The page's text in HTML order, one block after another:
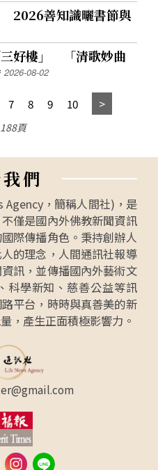
2026善知識曬書節與
好樓」 「清歌妙曲
2026-08-02
7 8 9 10
頁
我們
Agency，簡稱人間社)，是
僅是國內外佛教新聞資訊
際傳播角色。秉持創辦人
的理念，人間通訊社報導
訊，並傳播國內外藝術文
科學新知、慈善公益等訊
平台，時時與真善美的新
，產生正面積極影響力。